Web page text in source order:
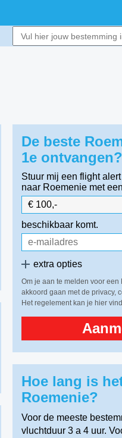
De beste
1e ontvangen?
Stuur mij een flight
naar Roemenie met
beschikbaar komt.
extra opties
Om je aan te melden voor
akkoord gaan met de privacy,
Het regelement kan je hier
Hoe lang is
Roemenie?
Voor de meeste
vluchtduur 3 a 4 uur.